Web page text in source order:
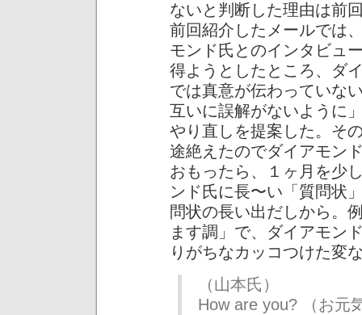
ないと判断した理由は前
前回紹介したメールでは
モンド氏とのインタビュ
得ようとしたところ、ダ
では真意が伝わっていな
互いに誤解がないように
やり直しを提案した。そ
途絶えたのでダイアモン
おもったら、１ヶ月を少
ンド氏に長〜い「質問状
問状の長い出だしから。
ます調」で、ダイアモン
りがちなカッコつけた変
（山本氏）
How are you? （お元